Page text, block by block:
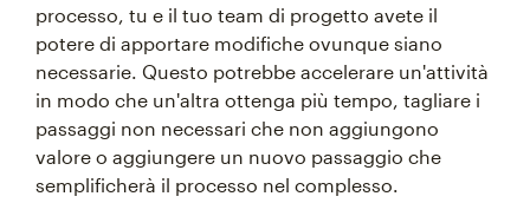
processo, tu e il tuo team di progetto avete il
potere di apportare modifiche ovunque siano
necessarie. Questo potrebbe accelerare un'attività
in modo che un'altra ottenga più tempo, tagliare i
passaggi non necessari che non aggiungono
valore o aggiungere un nuovo passaggio che
semplificherà il processo nel complesso.